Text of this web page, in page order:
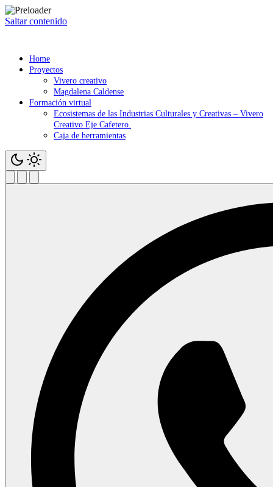
Saltar contenido
Home
Proyectos
Vivero creativo
Magdalena Caldense
Formación virtual
Ecosistemas de las Industrias Culturales y Creativas – Vivero
Creativo Eje Cafetero.
Caja de herramientas